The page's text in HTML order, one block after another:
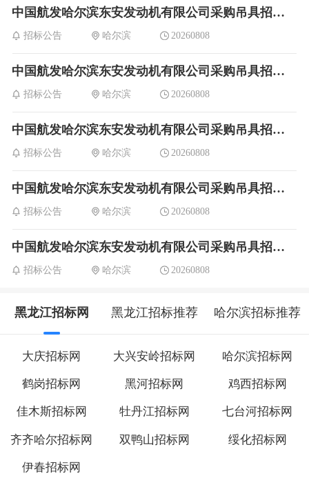
中国航发哈尔滨东安发动机有限公司采购吊具招标公告
招标公告 哈尔滨 20260808
中国航发哈尔滨东安发动机有限公司采购吊具招标公告
招标公告 哈尔滨 20260808
中国航发哈尔滨东安发动机有限公司采购吊具招标公告
招标公告 哈尔滨 20260808
中国航发哈尔滨东安发动机有限公司采购吊具招标公告
招标公告 哈尔滨 20260808
中国航发哈尔滨东安发动机有限公司采购吊具招标公告
招标公告 哈尔滨 20260808
黑龙江招标网 黑龙江招标推荐 哈尔滨招标推荐
大庆招标网 大兴安岭招标网 哈尔滨招标网
鹤岗招标网 黑河招标网 鸡西招标网
佳木斯招标网 牡丹江招标网 七台河招标网
齐齐哈尔招标网 双鸭山招标网 绥化招标网
伊春招标网